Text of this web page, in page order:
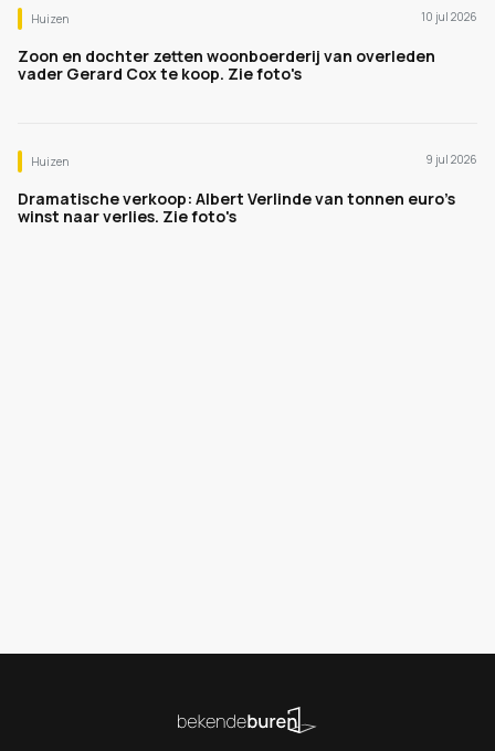
Huizen 10 jul 2026
Zoon en dochter zetten woonboerderij van overleden
vader Gerard Cox te koop. Zie foto's
Huizen 9 jul 2026
Dramatische verkoop: Albert Verlinde van tonnen euro's
winst naar verlies. Zie foto's